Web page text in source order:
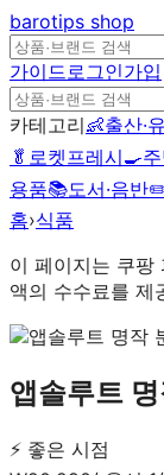
barotips shop
가이드로그인가입
카테고리👶출산·
🥬 로켓프레시🍳
용품📚도서·음반
홈›식품
이 페이지는 쿠팡
액의 수수료를 제
앱솔루트
⚡ 좋은 시점